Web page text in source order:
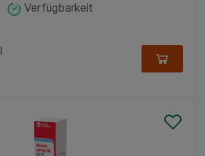
Verfügbarkeit